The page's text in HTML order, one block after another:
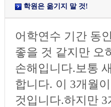
학원은 옮기지 말 것!
어학연수 기간 동
좋을 것 같지만 오
손해입니다.보통
합니다. 이 3개월
것입니다.하지만